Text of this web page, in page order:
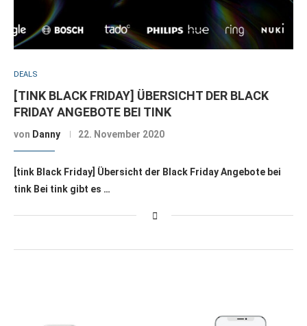
DEALS
[TINK BLACK FRIDAY] ÜBERSICHT DER BLACK
FRIDAY ANGEBOTE BEI TINK
von Danny 22. November 2020
[tink Black Friday] Übersicht der Black Friday Angebote bei
tink Bei tink gibt es …